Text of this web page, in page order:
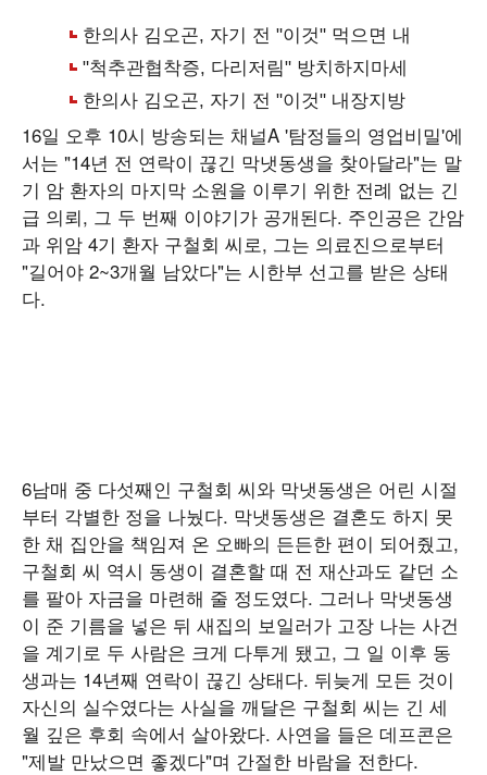
16일 오후 10시 방송되는 채널A '탐정들의 영업비밀'에
서는 "14년 전 연락이 끊긴 막냇동생을 찾아달라"는 말
기 암 환자의 마지막 소원을 이루기 위한 전례 없는 긴
급 의뢰, 그 두 번째 이야기가 공개된다. 주인공은 간암
과 위암 4기 환자 구철회 씨로, 그는 의료진으로부터
"길어야 2~3개월 남았다"는 시한부 선고를 받은 상태
다.
6남매 중 다섯째인 구철회 씨와 막냇동생은 어린 시절
부터 각별한 정을 나눴다. 막냇동생은 결혼도 하지 못
한 채 집안을 책임져 온 오빠의 든든한 편이 되어줬고,
구철회 씨 역시 동생이 결혼할 때 전 재산과도 같던 소
를 팔아 자금을 마련해 줄 정도였다. 그러나 막냇동생
이 준 기름을 넣은 뒤 새집의 보일러가 고장 나는 사건
을 계기로 두 사람은 크게 다투게 됐고, 그 일 이후 동
생과는 14년째 연락이 끊긴 상태다. 뒤늦게 모든 것이
자신의 실수였다는 사실을 깨달은 구철회 씨는 긴 세
월 깊은 후회 속에서 살아왔다. 사연을 들은 데프콘은
"제발 만났으면 좋겠다"며 간절한 바람을 전한다.